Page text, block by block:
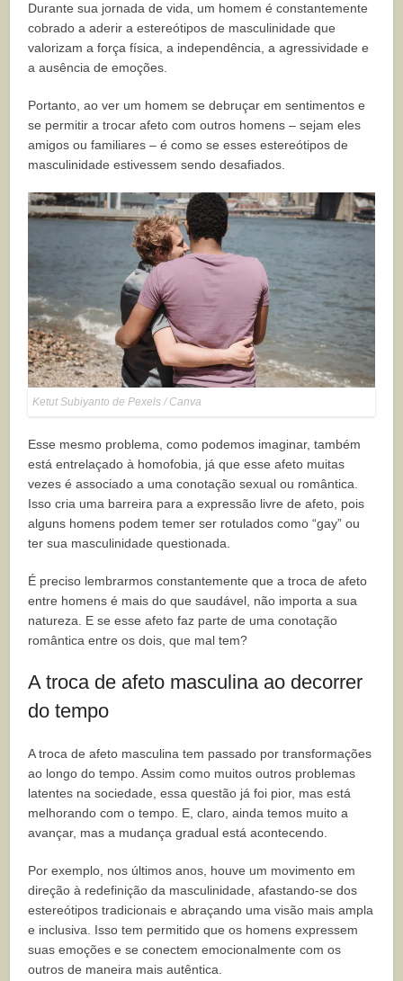
Durante sua jornada de vida, um homem é constantemente
cobrado a aderir a estereótipos de masculinidade que
valorizam a força física, a independência, a agressividade e
a ausência de emoções.
Portanto, ao ver um homem se debruçar em sentimentos e
se permitir a trocar afeto com outros homens – sejam eles
amigos ou familiares – é como se esses estereótipos de
masculinidade estivessem sendo desafiados.
Ketut Subiyanto de Pexels / Canva
Esse mesmo problema, como podemos imaginar, também
está entrelaçado à homofobia, já que esse afeto muitas
vezes é associado a uma conotação sexual ou romântica.
Isso cria uma barreira para a expressão livre de afeto, pois
alguns homens podem temer ser rotulados como “gay” ou
ter sua masculinidade questionada.
É preciso lembrarmos constantemente que a troca de afeto
entre homens é mais do que saudável, não importa a sua
natureza. E se esse afeto faz parte de uma conotação
romântica entre os dois, que mal tem?
A troca de afeto masculina ao decorrer
do tempo
A troca de afeto masculina tem passado por transformações
ao longo do tempo. Assim como muitos outros problemas
latentes na sociedade, essa questão já foi pior, mas está
melhorando com o tempo. E, claro, ainda temos muito a
avançar, mas a mudança gradual está acontecendo.
Por exemplo, nos últimos anos, houve um movimento em
direção à redefinição da masculinidade, afastando-se dos
estereótipos tradicionais e abraçando uma visão mais ampla
e inclusiva. Isso tem permitido que os homens expressem
suas emoções e se conectem emocionalmente com os
outros de maneira mais autêntica.